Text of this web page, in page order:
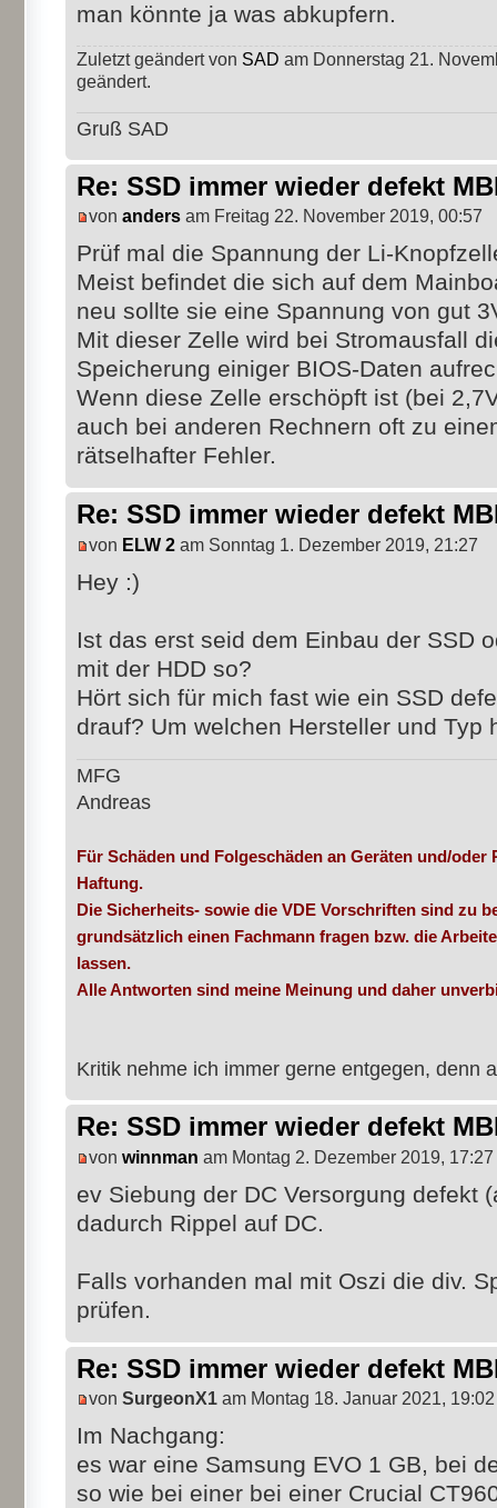
man könnte ja was abkupfern.
Zuletzt geändert von SAD am Donnerstag 21.
geändert.
Gruß SAD
Re: SSD immer wieder defekt
von anders am Freitag 22. November 2019, 00:57
Prüf mal die Spannung der Li-
Meist befindet die sich auf dem
neu sollte sie eine Spannung von gut
Mit dieser Zelle wird bei Stromausfall
Speicherung einiger BIOS-Daten
Wenn diese Zelle erschöpft ist (bei
auch bei anderen Rechnern oft zu
rätselhafter Fehler.
Re: SSD immer wieder defekt
von ELW 2 am Sonntag 1. Dezember 2019, 21:27
Hey :)
Ist das erst seid dem Einbau der SSD
mit der HDD so?
Hört sich für mich fast wie ein SSD
drauf? Um welchen Hersteller und Typ
MFG
Andreas
Für Schäden und Folgeschäden an Geräten und/oder
Haftung.
Die Sicherheits- sowie die VDE Vorschriften sind zu
grundsätzlich einen Fachmann fragen bzw. die
lassen.
Alle Antworten sind meine Meinung und daher
Kritik nehme ich immer gerne entgegen, denn
Re: SSD immer wieder defekt
von winnman am Montag 2. Dezember 2019, 17:27
ev Siebung der DC Versorgung defekt
dadurch Rippel auf DC.
Falls vorhanden mal mit Oszi die div.
prüfen.
Re: SSD immer wieder defekt
von SurgeonX1 am Montag 18. Januar 2021, 19:02
Im Nachgang:
es war eine Samsung EVO 1 GB, bei
so wie bei einer bei einer Crucial